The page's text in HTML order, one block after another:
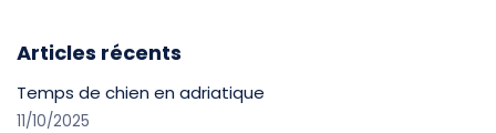
Articles récents
Temps de chien en adriatique
11/10/2025